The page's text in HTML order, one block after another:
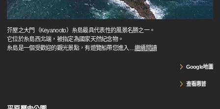
芥屋之大門（Keyanooto）糸島最具代表性的風景名勝之一。
它位於糸島西北端，被指定為國家天然紀念物。
糸島是一個受歡迎的觀光景點，有遊覽船帶您進入…繼續閱讀
Google地圖
查看惠普